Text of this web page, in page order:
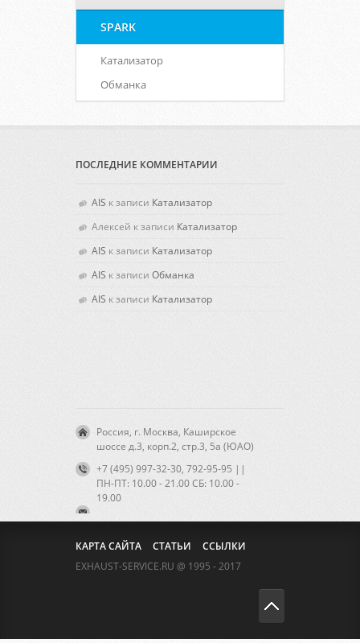
SPARK
Катализатор
Обманка
ПОСЛЕДНИЕ КОММЕНТАРИИ
AIS к записи Катализатор
Алексей к записи Катализатор
AIS к записи Катализатор
AIS к записи Обманка
AIS к записи Катализатор
Россия, г. Москва, Каширское
шоссе д.3, корп.2, стр.3, 5а (ЮАО)
+7 (495) 997-32-30, 792-95-95 ||
ПН-ПТ: 10.00 - 21.00 CБ: 10.00 -
19.00
КАРТА САЙТА СТАТЬИ
ССЫЛКИ
EXHAUST-SERVICE.RU @ 1995 - 2017